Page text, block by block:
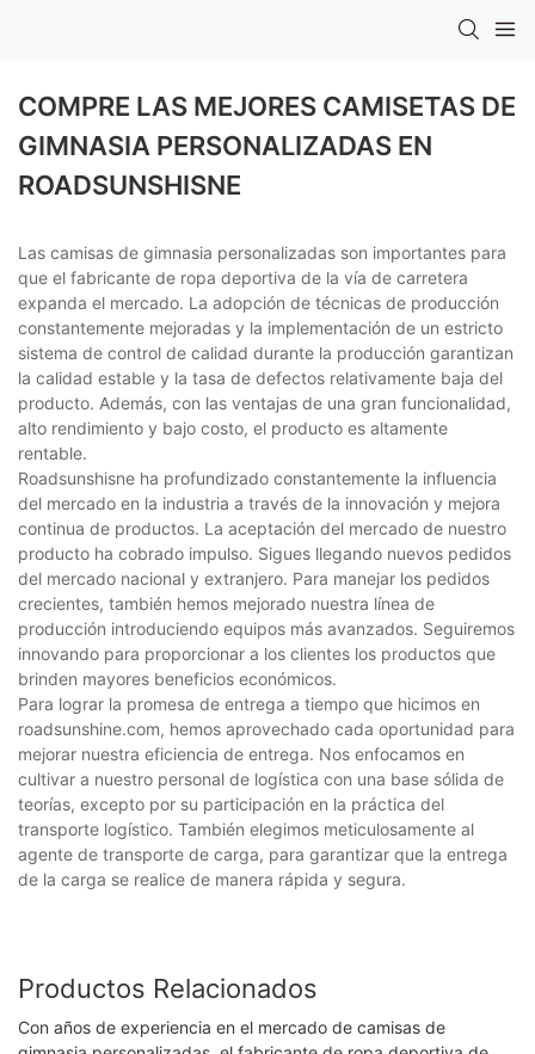
COMPRE LAS MEJORES CAMISETAS DE
GIMNASIA PERSONALIZADAS EN
ROADSUNSHISNE
Las camisas de gimnasia personalizadas son importantes para
que el fabricante de ropa deportiva de la vía de carretera
expanda el mercado. La adopción de técnicas de producción
constantemente mejoradas y la implementación de un estricto
sistema de control de calidad durante la producción garantizan
la calidad estable y la tasa de defectos relativamente baja del
producto. Además, con las ventajas de una gran funcionalidad,
alto rendimiento y bajo costo, el producto es altamente
rentable.
Roadsunshisne ha profundizado constantemente la influencia
del mercado en la industria a través de la innovación y mejora
continua de productos. La aceptación del mercado de nuestro
producto ha cobrado impulso. Sigues llegando nuevos pedidos
del mercado nacional y extranjero. Para manejar los pedidos
crecientes, también hemos mejorado nuestra línea de
producción introduciendo equipos más avanzados. Seguiremos
innovando para proporcionar a los clientes los productos que
brinden mayores beneficios económicos.
Para lograr la promesa de entrega a tiempo que hicimos en
roadsunshine.com, hemos aprovechado cada oportunidad para
mejorar nuestra eficiencia de entrega. Nos enfocamos en
cultivar a nuestro personal de logística con una base sólida de
teorías, excepto por su participación en la práctica del
transporte logístico. También elegimos meticulosamente al
agente de transporte de carga, para garantizar que la entrega
de la carga se realice de manera rápida y segura.
Productos Relacionados
Con años de experiencia en el mercado de camisas de